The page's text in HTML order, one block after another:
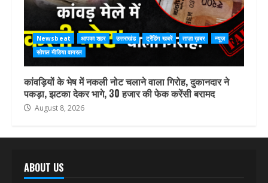
Newsbeat आपका शहर उत्तराखंड ट्रेंडिंग खबरें ताज़ा ख़बर
न्यूज़
सोशल मीडिया वायरल
कांवड़ियों के भेष में नकली नोट चलाने वाला गिरोह, दुकानदार ने
पकड़ा, झटका देकर भागे, 30 हजार की फेक करेंसी बरामद
August 8, 2026
ABOUT US